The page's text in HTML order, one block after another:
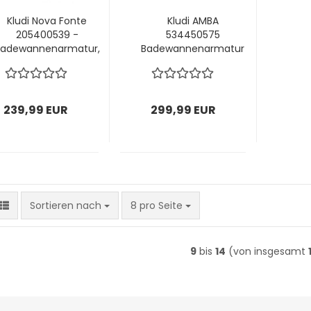
Kludi Nova Fonte
205400539 -
239,99 EUR
Kludi AMBA
534450575
Badewannenarmatur
299,99 EUR
Sortieren nach
Sortieren nach 8 pro Seite
pro Seite
9 bis14 (von insgesamt